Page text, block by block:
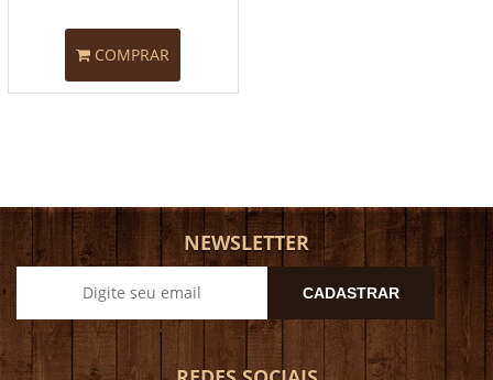
COMPRAR
NEWSLETTER
CADASTRAR